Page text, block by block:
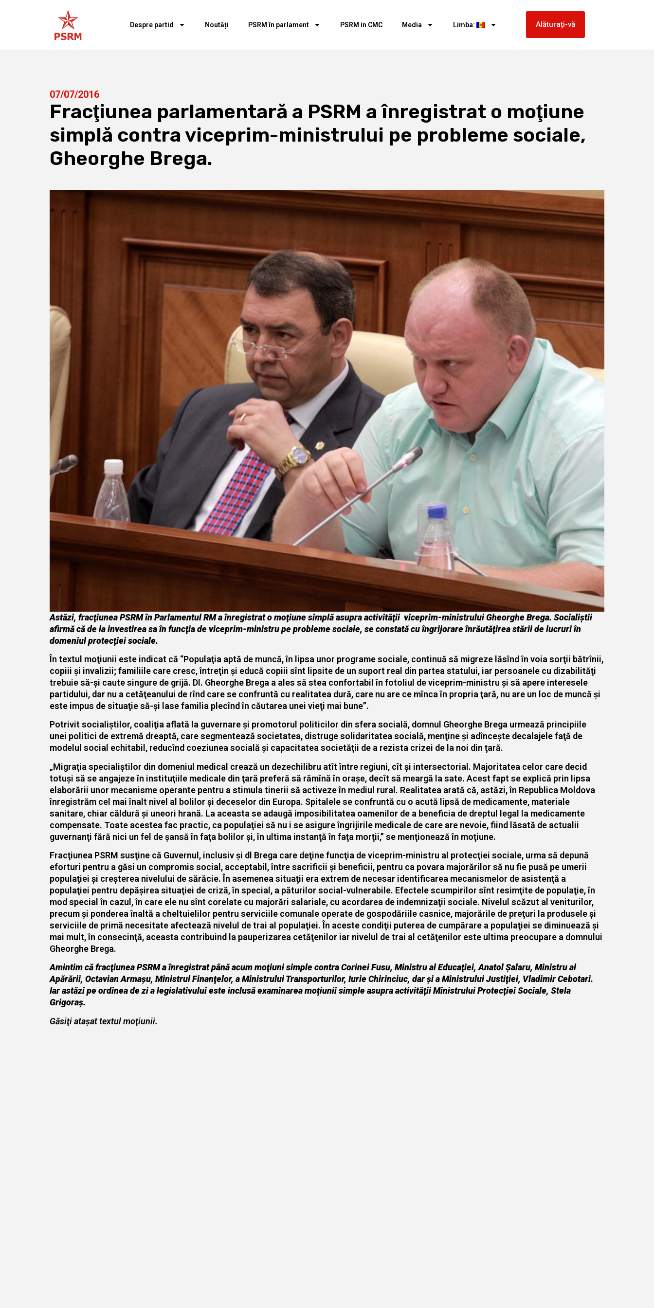
Despre partid Noutăți PSRM în parlament PSRM in CMC Media Limba: Alăturați-vă
07/07/2016
Fracţiunea parlamentară a PSRM a înregistrat o moţiune
simplă contra viceprim-ministrului pe probleme sociale,
Gheorghe Brega.
Astăzi, fracţiunea PSRM în Parlamentul RM a înregistrat o moţiune simplă asupra activităţii viceprim-ministrului Gheorghe Brega. Socialiştii
afirmă că de la investirea sa în funcţia de viceprim-ministru pe probleme sociale, se constată cu îngrijorare înrăutăţirea stării de lucruri în
domeniul protecţiei sociale.
În textul moţiunii este indicat că “Populaţia aptă de muncă, în lipsa unor programe sociale, continuă să migreze lăsînd în voia sorţii bătrînii,
copiii şi invalizii; familiile care cresc, întreţin şi educă copiii sînt lipsite de un suport real din partea statului, iar persoanele cu dizabilităţi
trebuie să-şi caute singure de grijă. Dl. Gheorghe Brega a ales să stea confortabil în fotoliul de viceprim-ministru şi să apere interesele
partidului, dar nu a cetăţeanului de rînd care se confruntă cu realitatea dură, care nu are ce mînca în propria ţară, nu are un loc de muncă şi
este impus de situaţie să-şi lase familia plecînd în căutarea unei vieţi mai bune”.
Potrivit socialiştilor, coaliţia aflată la guvernare şi promotorul politicilor din sfera socială, domnul Gheorghe Brega urmează principiile
unei politici de extremă dreaptă, care segmentează societatea, distruge solidaritatea socială, menţine şi adînceşte decalajele faţă de
modelul social echitabil, reducînd coeziunea socială şi capacitatea societăţii de a rezista crizei de la noi din ţară.
„Migraţia specialiştilor din domeniul medical crează un dezechilibru atît între regiuni, cît şi intersectorial. Majoritatea celor care decid
totuşi să se angajeze în instituţiile medicale din ţară preferă să rămînă în oraşe, decît să meargă la sate. Acest fapt se explică prin lipsa
elaborării unor mecanisme operante pentru a stimula tinerii să activeze în mediul rural. Realitatea arată că, astăzi, în Republica Moldova
înregistrăm cel mai înalt nivel al bolilor şi deceselor din Europa. Spitalele se confruntă cu o acută lipsă de medicamente, materiale
sanitare, chiar căldură şi uneori hrană. La aceasta se adaugă imposibilitatea oamenilor de a beneficia de dreptul legal la medicamente
compensate. Toate acestea fac practic, ca populaţiei să nu i se asigure îngrijirile medicale de care are nevoie, fiind lăsată de actualii
guvernanţi fără nici un fel de şansă în faţa bolilor şi, în ultima instanţă în faţa morţii,” se menţionează în moţiune.
Fracţiunea PSRM susţine că Guvernul, inclusiv şi dl Brega care deţine funcţia de viceprim-ministru al protecţiei sociale, urma să depună
eforturi pentru a găsi un compromis social, acceptabil, între sacrificii şi beneficii, pentru ca povara majorărilor să nu fie pusă pe umerii
populaţiei şi creşterea nivelului de sărăcie. În asemenea situaţii era extrem de necesar identificarea mecanismelor de asistenţă a
populaţiei pentru depăşirea situaţiei de criză, în special, a păturilor social-vulnerabile. Efectele scumpirilor sînt resimţite de populaţie, în
mod special în cazul, în care ele nu sînt corelate cu majorări salariale, cu acordarea de indemnizaţii sociale. Nivelul scăzut al veniturilor,
precum şi ponderea înaltă a cheltuielilor pentru serviciile comunale operate de gospodăriile casnice, majorările de preţuri la produsele şi
serviciile de primă necesitate afectează nivelul de trai al populaţiei. În aceste condiţii puterea de cumpărare a populaţiei se diminuează şi
mai mult, în consecinţă, aceasta contribuind la pauperizarea cetăţenilor iar nivelul de trai al cetăţenilor este ultima preocupare a domnului
Gheorghe Brega.
Amintim că fracţiunea PSRM a înregistrat până acum moţiuni simple contra Corinei Fusu, Ministru al Educaţiei, Anatol Şalaru, Ministru al
Apărării, Octavian Armaşu, Ministrul Finanţelor, a Ministrului Transporturilor, Iurie Chirinciuc, dar şi a Ministrului Justiţiei, Vladimir Cebotari.
Iar astăzi pe ordinea de zi a legislativului este inclusă examinarea moţiunii simple asupra activităţii Ministrului Protecţiei Sociale, Stela
Grigoraş.
Găsiţi ataşat textul moţiunii.